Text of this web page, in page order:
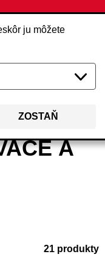
ju môžete
ZOSTAŇ
A
21 produkty